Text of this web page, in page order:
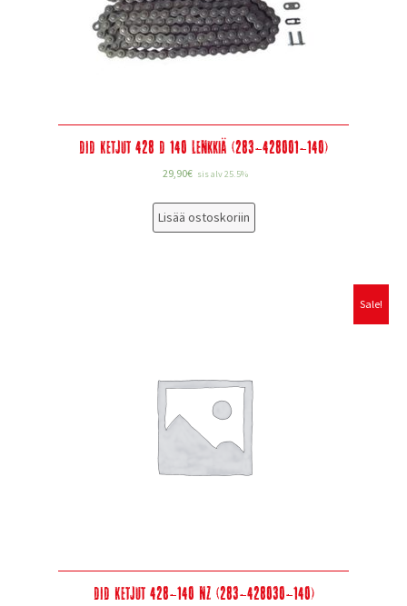
DID Ketjut 428 D 140 lenkkiä (283-428001-140)
29,90€ sis alv 25.5%
Lisää ostoskoriin
Sale!
DID Ketjut 428-140 NZ (283-428030-140)